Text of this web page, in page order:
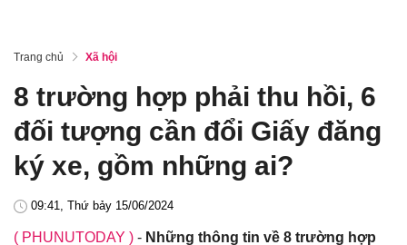
Trang chủ Xã hội
8 trường hợp phải thu hồi, 6
đối tượng cần đổi Giấy đăng
ký xe, gồm những ai?
09:41, Thứ bảy 15/06/2024
( PHUNUTODAY ) - Những thông tin về 8 trường hợp